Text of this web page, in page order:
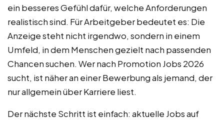
ein besseres Gefühl dafür, welche Anforderungen
realistisch sind. Für Arbeitgeber bedeutet es: Die
Anzeige steht nicht irgendwo, sondern in einem
Umfeld, in dem Menschen gezielt nach passenden
Chancen suchen. Wer nach Promotion Jobs 2026
sucht, ist näher an einer Bewerbung als jemand, der
nur allgemein über Karriere liest.
Der nächste Schritt ist einfach: aktuelle Jobs auf